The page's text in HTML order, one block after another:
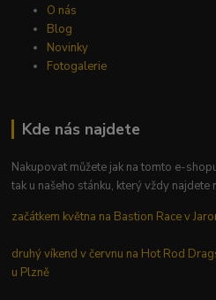
O nás
Blog
Novinky
Fotogalerie
Kde nás najdete
Nakupovat můžete jak na tomto e-
tak u našeho stánku, který vždy najdete
začátkem května na Bastion Race v
druhý víkend v červnu na Hot Rod
u Plzně